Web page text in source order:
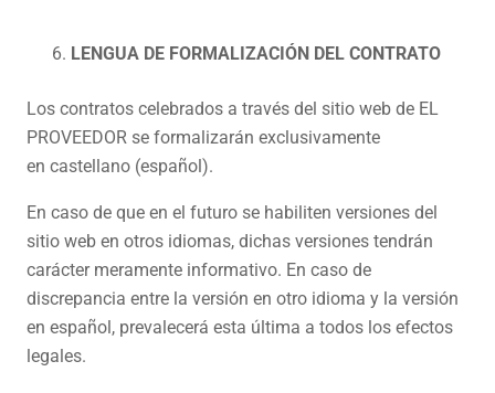
LENGUA DE FORMALIZACIÓN DEL CONTRATO
Los contratos celebrados a través del sitio web de EL
PROVEEDOR se formalizarán exclusivamente
en castellano (español).
En caso de que en el futuro se habiliten versiones del
sitio web en otros idiomas, dichas versiones tendrán
carácter meramente informativo. En caso de
discrepancia entre la versión en otro idioma y la versión
en español, prevalecerá esta última a todos los efectos
legales.